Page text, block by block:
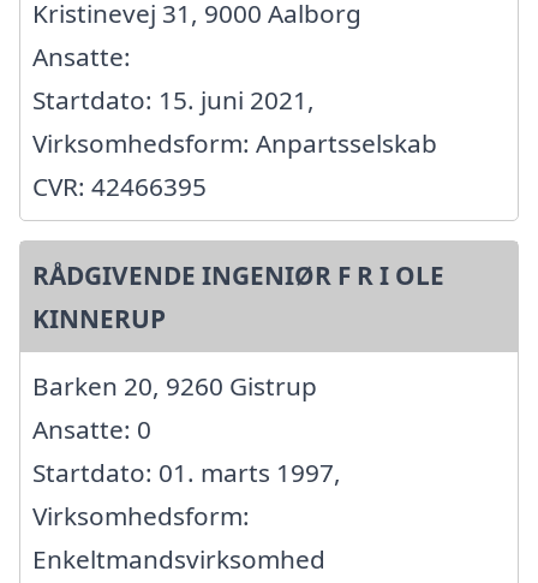
Kristinevej 31, 9000 Aalborg
Ansatte:
Startdato: 15. juni 2021,
Virksomhedsform: Anpartsselskab
CVR: 42466395
RÅDGIVENDE INGENIØR F R I OLE
KINNERUP
Barken 20, 9260 Gistrup
Ansatte: 0
Startdato: 01. marts 1997,
Virksomhedsform:
Enkeltmandsvirksomhed